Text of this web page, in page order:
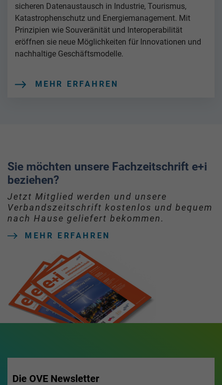
sicheren Datenaustausch in Industrie, Tourismus,
Katastrophenschutz und Energiemanagement. Mit
Prinzipien wie Souveränität und Interoperabilität
eröffnen sie neue Möglichkeiten für Innovationen und
nachhaltige Geschäftsmodelle.
MEHR ERFAHREN
Sie möchten unsere Fachzeitschrift e+i
beziehen?
Jetzt Mitglied werden und unsere
Verbandszeitschrift kostenlos und bequem
nach Hause geliefert bekommen.
MEHR ERFAHREN
Die OVE Newsletter